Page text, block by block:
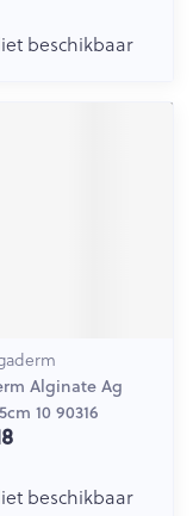
beschikbaar
Alginate Ag
10 90316
beschikbaar